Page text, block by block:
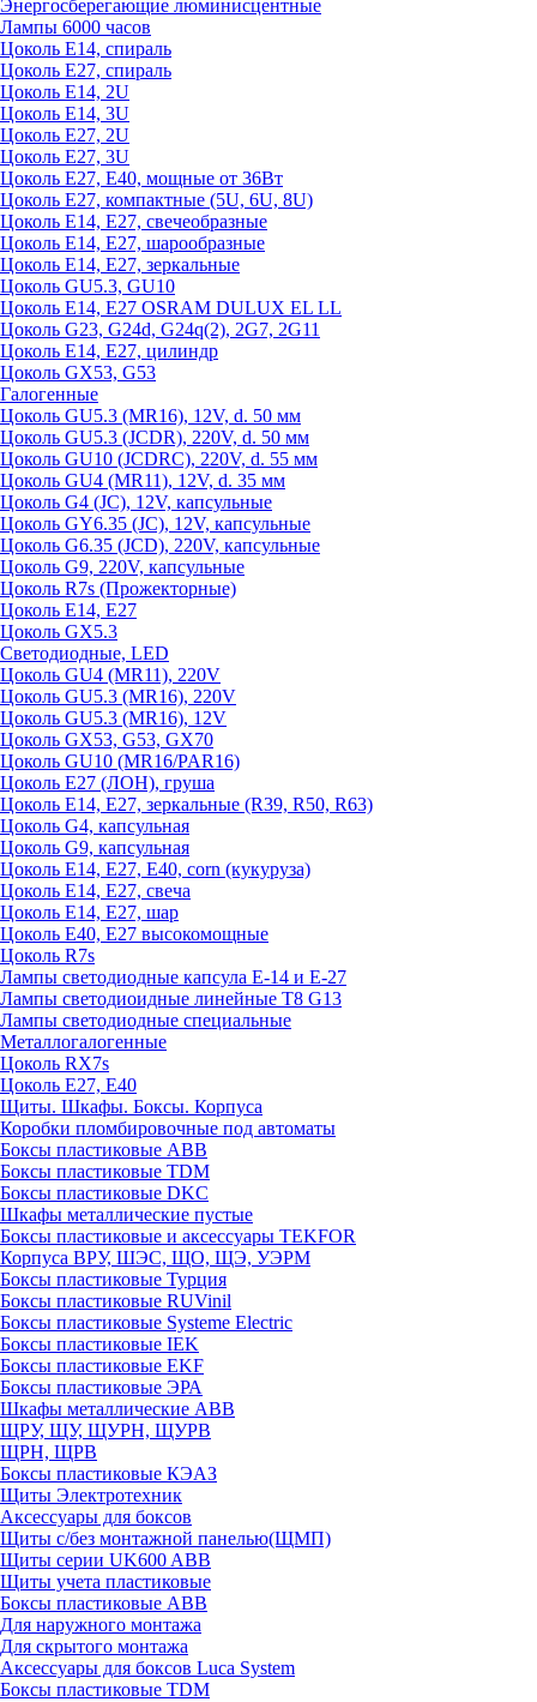
Энергосберегающие люминисцентные
Лампы 6000 часов
Цоколь Е14, спираль
Цоколь Е27, спираль
Цоколь Е14, 2U
Цоколь Е14, 3U
Цоколь Е27, 2U
Цоколь Е27, 3U
Цоколь Е27, Е40, мощные от 36Вт
Цоколь Е27, компактные (5U, 6U, 8U)
Цоколь Е14, Е27, свечеобразные
Цоколь Е14, Е27, шарообразные
Цоколь Е14, Е27, зеркальные
Цоколь GU5.3, GU10
Цоколь Е14, Е27 OSRAM DULUX EL LL
Цоколь G23, G24d, G24q(2), 2G7, 2G11
Цоколь Е14, Е27, цилиндр
Цоколь GX53, G53
Галогенные
Цоколь GU5.3 (MR16), 12V, d. 50 мм
Цоколь GU5.3 (JCDR), 220V, d. 50 мм
Цоколь GU10 (JCDRC), 220V, d. 55 мм
Цоколь GU4 (MR11), 12V, d. 35 мм
Цоколь G4 (JC), 12V, капсульные
Цоколь GY6.35 (JC), 12V, капсульные
Цоколь G6.35 (JCD), 220V, капсульные
Цоколь G9, 220V, капсульные
Цоколь R7s (Прожекторные)
Цоколь E14, E27
Цоколь GX5.3
Светодиодные, LED
Цоколь GU4 (MR11), 220V
Цоколь GU5.3 (MR16), 220V
Цоколь GU5.3 (MR16), 12V
Цоколь GX53, G53, GX70
Цоколь GU10 (MR16/PAR16)
Цоколь Е27 (ЛОН), груша
Цоколь Е14, Е27, зеркальные (R39, R50, R63)
Цоколь G4, капсульная
Цоколь G9, капсульная
Цоколь Е14, Е27, Е40, corn (кукуруза)
Цоколь Е14, Е27, свеча
Цоколь Е14, Е27, шар
Цоколь Е40, Е27 высокомощные
Цоколь R7s
Лампы светодиодные капсула Е-14 и Е-27
Лампы светодиоидные линейные T8 G13
Лампы светодиодные специальные
Металлогалогенные
Цоколь RX7s
Цоколь Е27, E40
Щиты. Шкафы. Боксы. Корпуса
Коробки пломбировочные под автоматы
Боксы пластиковые ABB
Боксы пластиковые TDM
Боксы пластиковые DKC
Шкафы металлические пустые
Боксы пластиковые и аксессуары TEKFOR
Корпуса ВРУ, ШЭС, ЩО, ЩЭ, УЭРМ
Боксы пластиковые Турция
Боксы пластиковые RUVinil
Боксы пластиковые Systeme Electric
Боксы пластиковые IEK
Боксы пластиковые EKF
Боксы пластиковые ЭРА
Шкафы металлические ABB
ЩРУ, ЩУ, ЩУРН, ЩУРВ
ЩРН, ЩРВ
Боксы пластиковые КЭАЗ
Щиты Электротехник
Аксессуары для боксов
Щиты с/без монтажной панелью(ЩМП)
Щиты серии UK600 ABB
Щиты учета пластиковые
Боксы пластиковые ABB
Для наружного монтажа
Для скрытого монтажа
Аксессуары для боксов Luca System
Боксы пластиковые TDM